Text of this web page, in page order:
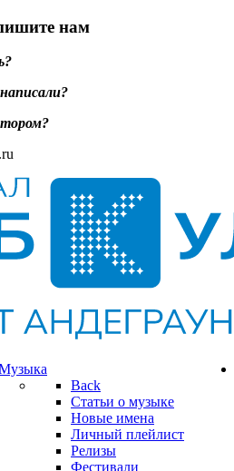
нам
Back
Статьи о музыке
Новые имена
Личный плейлист
Релизы
Фестивали